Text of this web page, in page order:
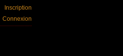
Inscription
Connexion